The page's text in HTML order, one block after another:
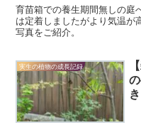
育苗箱での養生期間無しの庭
は定着しましたがより気温が
写真をご紹介。
実生の植物の成長記録